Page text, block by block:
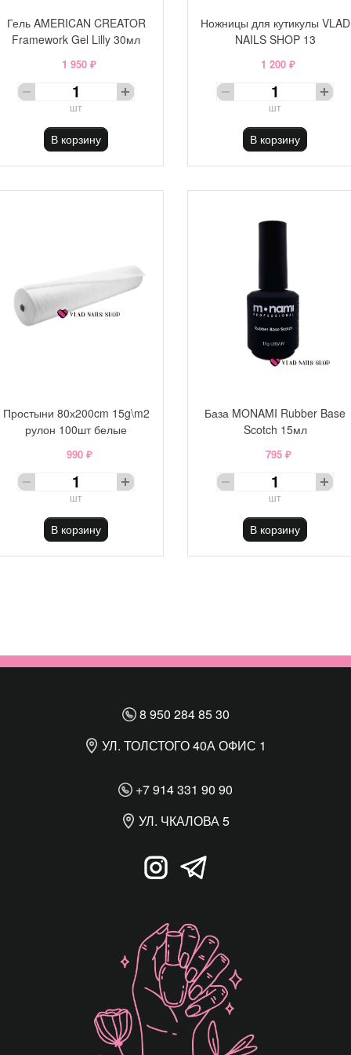
Гель AMERICAN CREATOR
Framework Gel Lilly 30мл
1 950 ₽
шт
В корзину
Ножницы для кутикулы VLAD
NAILS SHOP 13
1 200 ₽
шт
В корзину
Простыни 80х200cm 15g\m2
рулон 100шт белые
990 ₽
шт
В корзину
База MONAMI Rubber Base
Scotch 15мл
795 ₽
шт
В корзину
8 950 284 85 30
УЛ. ТОЛСТОГО 40А ОФИС 1
+7 914 331 90 90
УЛ. ЧКАЛОВА 5